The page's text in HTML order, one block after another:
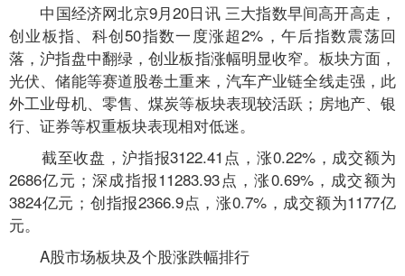
中国经济网北京9月20日讯 三大指数早间高开高走，
创业板指、科创50指数一度涨超2%，午后指数震荡回
落，沪指盘中翻绿，创业板指涨幅明显收窄。板块方面，
光伏、储能等赛道股卷土重来，汽车产业链全线走强，此
外工业母机、零售、煤炭等板块表现较活跃；房地产、银
行、证券等权重板块表现相对低迷。
截至收盘，沪指报3122.41点，涨0.22%，成交额为
2686亿元；深成指报11283.93点，涨0.69%，成交额为
3824亿元；创指报2366.9点，涨0.7%，成交额为1177亿
元。
A股市场板块及个股涨跌幅排行